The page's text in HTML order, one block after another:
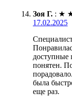
Зоя Г. : ★
17.02.2025
доступные
понятен.
была
еще раз.